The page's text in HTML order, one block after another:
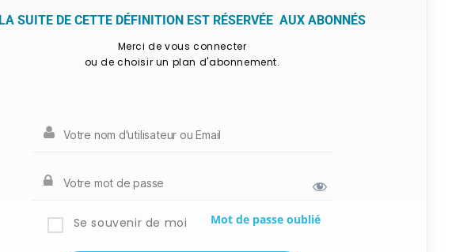
LA SUITE DE CETTE DÉFINITION EST RÉSERVÉE AUX ABONNÉS
Merci de vous connecter
ou de choisir un plan d'abonnement.
Se souvenir de moi Mot de passe oublié